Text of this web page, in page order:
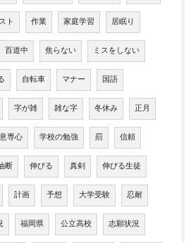
ト 作業 家庭学習 居眠り
百道中 焦らない ミスをしない
自転車 マナー 国語
字が雑 雑な字 冬休み 正月
専心 学校の勉強 罰 信頼
断 伸びる 真剣 伸びる生徒
計画 予想 大学受験 忍耐
福岡県 公立高校 志願状況